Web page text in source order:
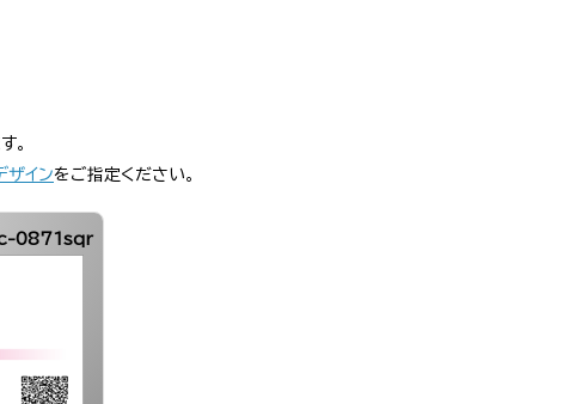
。
ザインをご指定ください。
0871sqr